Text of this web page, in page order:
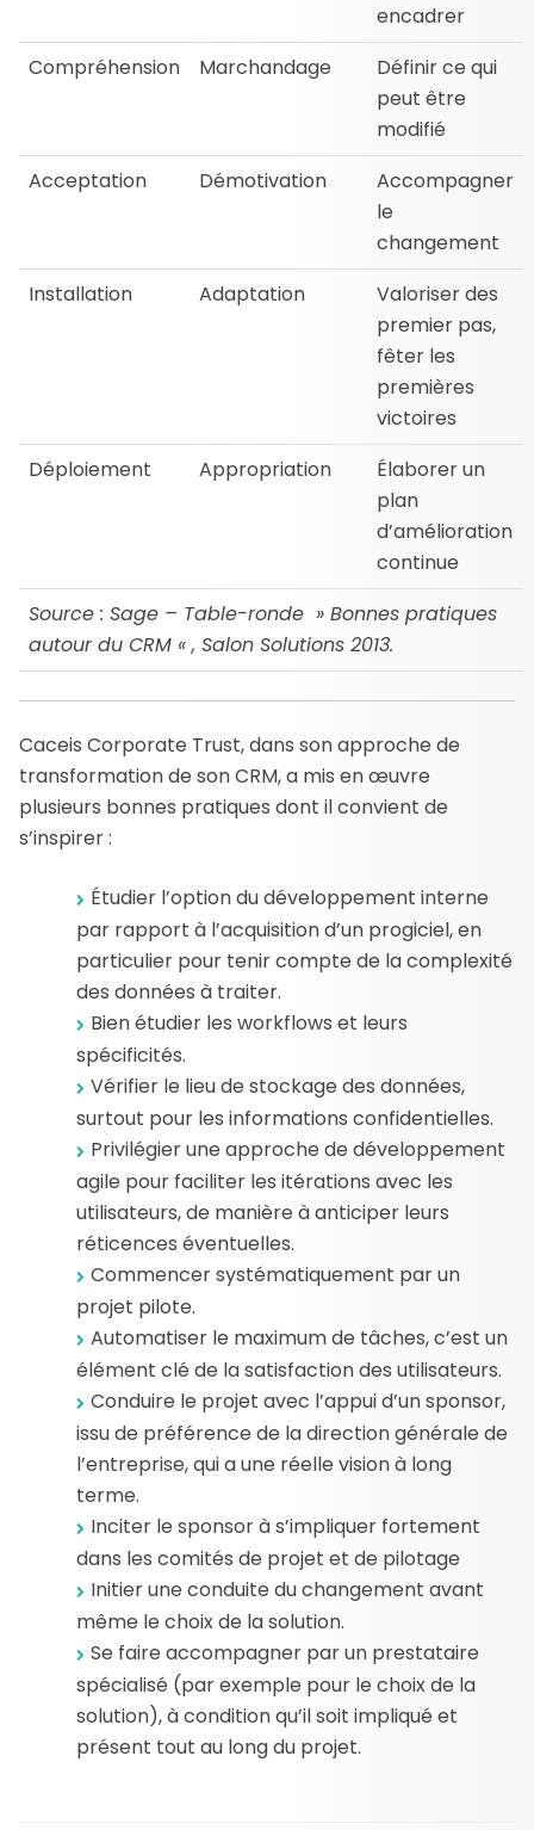
encadrer
Compréhension
Marchandage
Définir ce qui
peut être
modifié
Acceptation
Démotivation
Accompagner
le
changement
Installation
Adaptation
Valoriser des
premier pas,
fêter les
premières
victoires
Déploiement
Appropriation
Élaborer un
plan
d’amélioration
continue
Source : Sage – Table-ronde » Bonnes pratiques
autour du CRM « , Salon Solutions 2013.
Caceis Corporate Trust, dans son approche de
transformation de son CRM, a mis en œuvre
plusieurs bonnes pratiques dont il convient de
s’inspirer :
Étudier l’option du développement interne
par rapport à l’acquisition d’un progiciel, en
particulier pour tenir compte de la complexité
des données à traiter.
Bien étudier les workflows et leurs
spécificités.
Vérifier le lieu de stockage des données,
surtout pour les informations confidentielles.
Privilégier une approche de développement
agile pour faciliter les itérations avec les
utilisateurs, de manière à anticiper leurs
réticences éventuelles.
Commencer systématiquement par un
projet pilote.
Automatiser le maximum de tâches, c’est un
élément clé de la satisfaction des utilisateurs.
Conduire le projet avec l’appui d’un sponsor,
issu de préférence de la direction générale de
l’entreprise, qui a une réelle vision à long
terme.
Inciter le sponsor à s’impliquer fortement
dans les comités de projet et de pilotage
Initier une conduite du changement avant
même le choix de la solution.
Se faire accompagner par un prestataire
spécialisé (par exemple pour le choix de la
solution), à condition qu’il soit impliqué et
présent tout au long du projet.